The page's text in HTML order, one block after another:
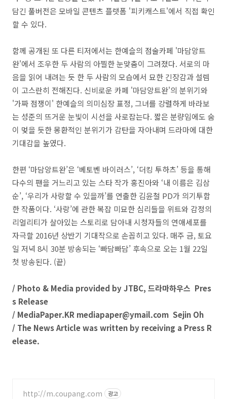
담긴 풀버전은 모바일 콘텐츠 플랫폼 '피키캐스트'에서 직접 확인
할 수 있다.
함께 공개된 또 다른 티저에서는 한예슬의 점술카페 '마담앙트
완'에서 조우한 두 사람의 아찔한 눈맞춤이 그려졌다. 서로의 마
음을 읽어 내려는 듯 한 두 사람의 모습에서 묘한 긴장감과 설렘
이 고스란히 전해진다. 신비로운 카페 '마담앙트완'의 분위기와
'가짜 점쟁이' 한예슬의 의미심장 표정, 그녀를 강렬하게 바라보
는 성준의 뜨거운 눈빛이 시선을 사로잡는다. 짧은 분량임에도 숨
이 멎을 듯한 몽환적인 분위기가 감탄을 자아내며 드라마에 대한
기대감을 높였다.
한편 ‘마담앙트완’은 ‘베토벤 바이러스’, ‘더킹 투하츠’ 등을 통해
다수의 팬을 거느리고 있는 스타 작가 홍진아와 ‘내 이름은 김삼
순’, ‘우리가 사랑할 수 있을까’를 연출한 김윤철 PD가 의기투합
한 작품이다. ‘사랑’에 관한 복잡 미묘한 심리들을 위트와 감정의
리얼리티가 살아있는 스토리로 담아내 시청자들의 연애세포를
자극할 2016년 상반기 기대작으로 손꼽히고 있다. 매주 금, 토요
일 저녁 8시 30분 방송되는 ‘빠담빠담’ 후속으로 오는 1월 22일
첫 방송된다. (끝)
/ Photo & Media provided by JTBC, 드라마하우스 Pres
s Release
/ MediaPaper.KR mediapaper@ymail.com Sejin Oh
/ The News Article was written by receiving a Press R
elease.
http://m.coupang.com 광고